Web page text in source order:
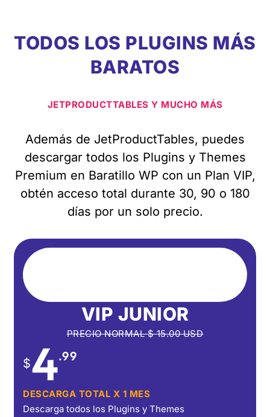
TODOS LOS PLUGINS MÁS
BARATOS
JETPRODUCTTABLES Y MUCHO MÁS
Además de JetProductTables, puedes
descargar todos los Plugins y Themes
Premium en Baratillo WP con un Plan VIP,
obtén acceso total durante 30, 90 o 180
días por un solo precio.
VIP JUNIOR
PRECIO NORMAL$15.00USD
$4.99
DESCARGA TOTAL X 1 MES
Descarga todos los Plugins y Themes